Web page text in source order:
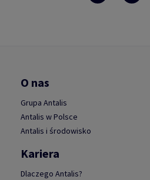
O nas
Grupa Antalis
Antalis w Polsce
Antalis i środowisko
Kariera
Dlaczego Antalis?